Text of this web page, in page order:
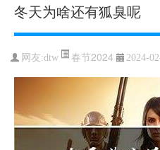
冬天为啥还有狐臭呢
网友:dtw 春节2024 2024-